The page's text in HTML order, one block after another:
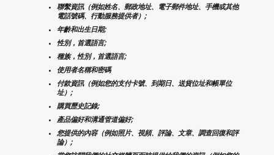
聯繫資訊（例如姓名、郵政地址、電子郵件地址、手機或其他
電話號碼、行動服務提供者）;
年齡和出生日期;
性別，首選語言;
種族，性別，首選語言;
使用者名稱和密碼
付款資訊（例如您的支付卡號、到期日、送貨位址和帳單位
址）;
購買歷史記錄;
產品偏好和溝通管道偏好;
您提供的內容（例如照片、視頻、評論、文章、調查回復和評
論）;